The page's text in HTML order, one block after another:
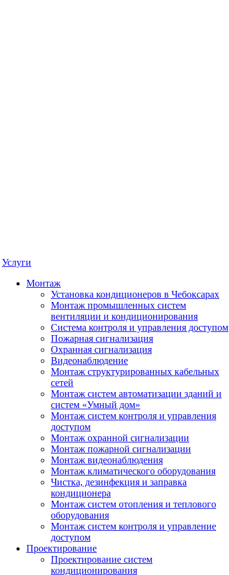
Услуги
Монтаж
Установка кондиционеров в Чебоксарах
Монтаж промышленных систем
вентиляции и кондиционирования
Система контроля и управления доступом
Пожарная сигнализация
Охранная сигнализация
Видеонаблюдение
Монтаж структурированных кабельных
сетей
Монтаж систем автоматизации зданий и
систем «Умный дом»
Монтаж систем контроля и управления
доступом
Монтаж охранной сигнализации
Монтаж пожарной сигнализации
Монтаж видеонаблюдения
Монтаж климатического оборудования
Чистка, дезинфекция и заправка
кондиционера
Монтаж систем отопления и теплового
оборудования
Монтаж систем контроля и управление
доступом
Проектирование
Проектирование систем
кондиционирования